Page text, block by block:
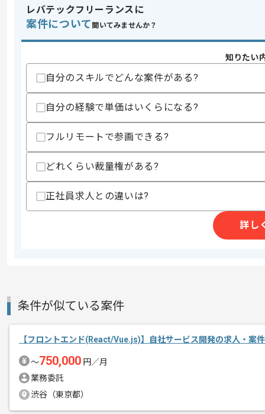
スキル
求めるスキル
・HTML、CSS、JavaScriptの開発、設
・Vue.jsまたはReactなどのJavaScript
歓迎スキル
・WordPressの改修経験
・EC-CUBEの改修経験
・セールスフォースやMAとの連携の経
スキルに不安がある方へ
上記に似た経験やスキルをお持ちであれば申
その他募集要項
商談回数
レバテックフリーランスに
案件について 聞いてみませんか？
知りたい
自分のスキルでどんな案件がある?
自分の経験で単価はいくらになる?
フルリモートで参画できる?
どれくらい裁量権がある?
正社員求人との違いは?
詳し
条件が似ている案件
【フロントエンド(React/Vue.js)】自社サービス開発の求人・案件
〜750,000 円／月
業務委託
渋谷（東京都）